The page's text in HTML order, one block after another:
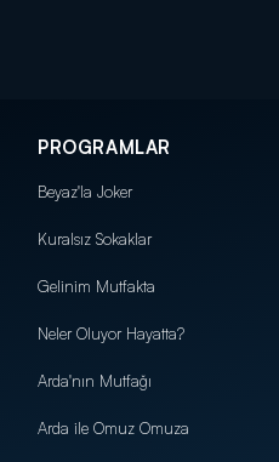
PROGRAMLAR
Beyaz'la Joker
Kuralsız Sokaklar
Gelinim Mutfakta
Neler Oluyor Hayatta?
Arda'nın Mutfağı
Arda ile Omuz Omuza